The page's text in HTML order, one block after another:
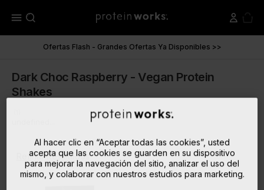
menu
Ofertas Flash - Grandes Ofertas Ya Disponibles >>
Dark Choc Raspberry - Vegan Protein
Shakes
Refinar Resultados
Al hacer clic en “Aceptar todas las cookies”, usted
acepta que las cookies se guarden en su dispositivo
para mejorar la navegación del sitio, analizar el uso del
mismo, y colaborar con nuestros estudios para marketing.